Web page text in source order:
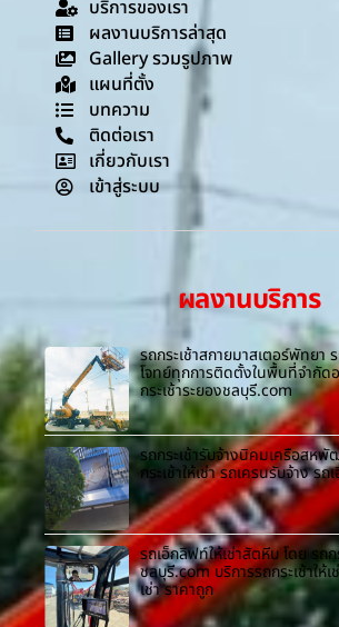
บริการของเรา
ผลงานบริการล่าสุด
Gallery รวมรูปภาพ
แผนที่ตั้ง
บทความ
ติดต่อเรา
เกี่ยวกับเรา
เข้าสู่ระบบ
ผลงานบริการ
รถกระเช้าสกายมาสเตอร์พัทยา
โจทย์ทุกการติดตั้งในพื้นที่จำกัด
กระเช้าระยองชลบุรี.com
รถกระเช้ารับจ้างนิคมเครือสห
กระเช้าให้เช่า รถเครนรับจ้าง รถ
รถเอ็กลิฟท์ให้เช่าสัตหีบ โดย รถก
ชลบุรี.com บริการรถกระเช้าให้
เช่า ราคาถูก